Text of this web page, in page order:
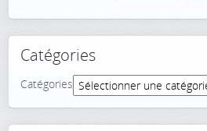
Catégories
Catégories